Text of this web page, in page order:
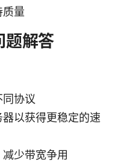
质量
题解答
协议
以获得更稳定的速
少带宽争用